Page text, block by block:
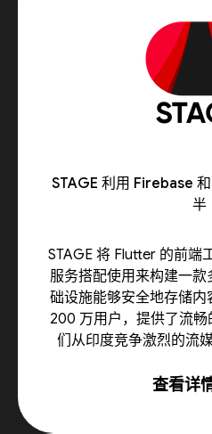
STAGE 利用 Firebase
半
STAGE 将 Flutter 的前端
服务搭配使用来构建一
础设施能够安全地存储
200 万用户，提供了流
们从印度竞争激烈的流
查看详